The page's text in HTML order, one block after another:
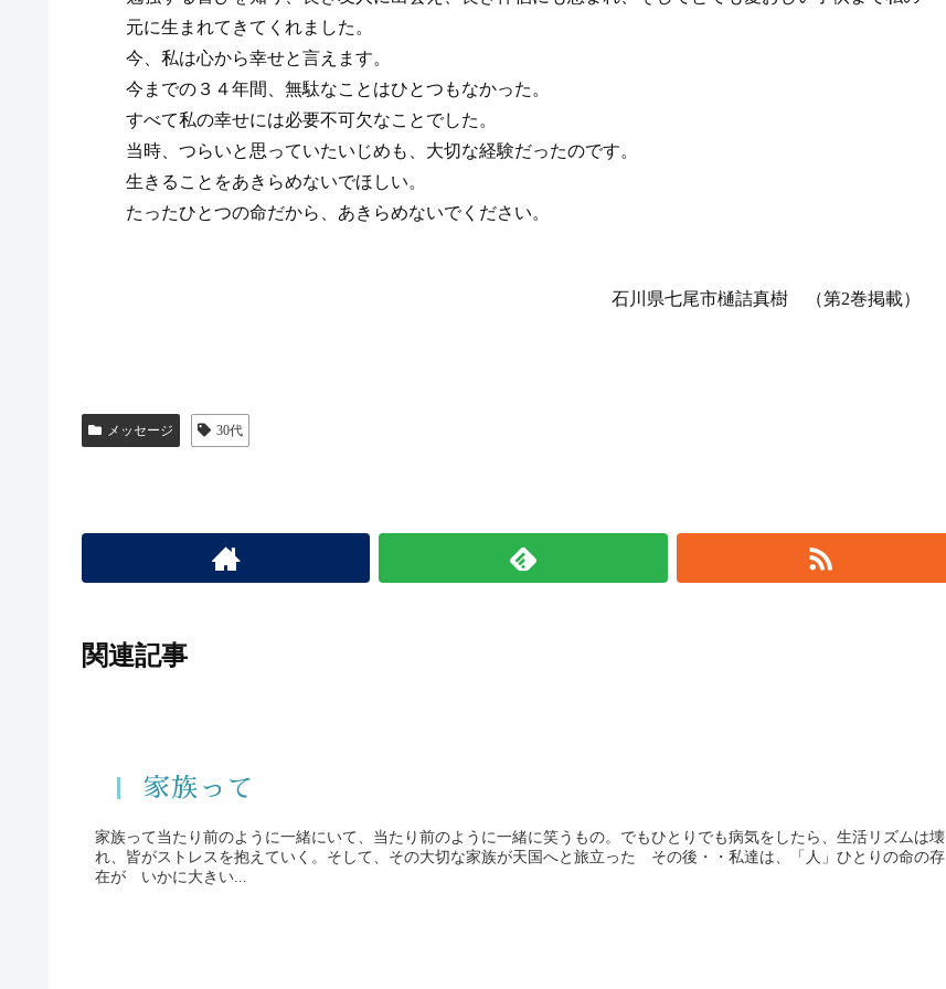
元に生まれてきてくれました。
今、私は心から幸せと言えます。
今までの３４年間、無駄なことはひとつもなかった。
すべて私の幸せには必要不可欠なことでした。
当時、つらいと思っていたいじめも、大切な経験だったのです。
生きることをあきらめないでほしい。
たったひとつの命だから、あきらめないでください。
石川県七尾市樋詰真樹 （第2巻掲載）
メッセージ 30代
関連記事
家族って
家族って当たり前のように一緒にいて、当たり前のように一緒に笑うもの。でもひとりでも病気をしたら、生活リズムは壊
れ、皆がストレスを抱えていく。そして、その大切な家族が天国へと旅立った その後・・私達は、「人」ひとりの命の存
在が いかに大きい...